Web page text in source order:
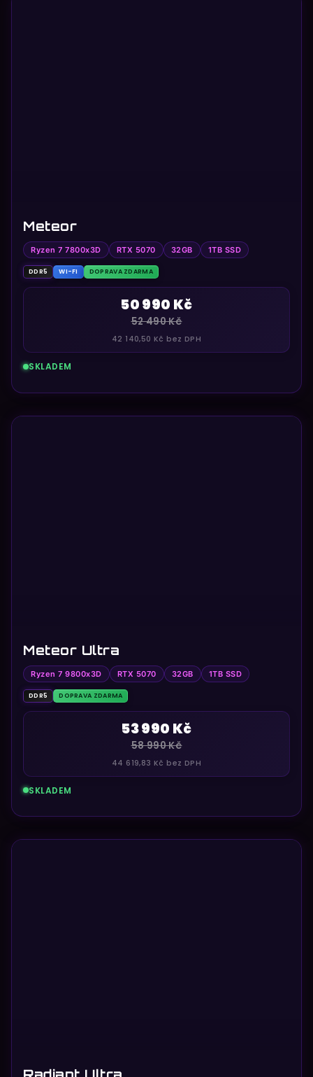
Meteor
Ryzen 7 7800x3D RTX 5070 32GB 1TB SSD
DDR5 WI-FI DOPRAVA ZDARMA
42 140,50 Kč bez DPH
50 990 Kč
52 490 Kč
SKLADEM
Meteor Ultra
Ryzen 7 9800x3D RTX 5070 32GB 1TB SSD
DDR5 DOPRAVA ZDARMA
44 619,83 Kč bez DPH
53 990 Kč
58 990 Kč
SKLADEM